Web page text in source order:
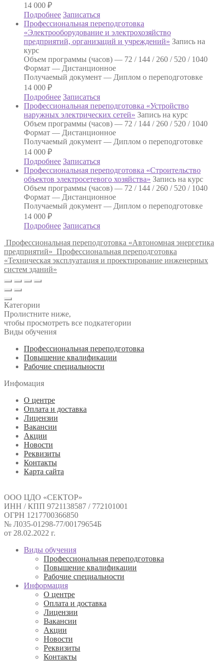
14 000 ₽
Подробнее Записаться
Профессиональная переподготовка
«Электрооборудование и электрохозяйство
предприятий, организаций и учреждений» Запись на
курс
Объем программы (часов) — 72 / 144 / 260 / 520 / 1040
Формат — Дистанционное
Получаемый документ — Диплом о переподготовке
14 000 ₽
Подробнее Записаться
Профессиональная переподготовка «Устройство
наружных электрических сетей» Запись на курс
Объем программы (часов) — 72 / 144 / 260 / 520 / 1040
Формат — Дистанционное
Получаемый документ — Диплом о переподготовке
14 000 ₽
Подробнее Записаться
Профессиональная переподготовка «Строительство
объектов электросетевого хозяйства» Запись на курс
Объем программы (часов) — 72 / 144 / 260 / 520 / 1040
Формат — Дистанционное
Получаемый документ — Диплом о переподготовке
14 000 ₽
Подробнее Записаться
Профессиональная переподготовка «Автономная энергетика
предприятий» Профессиональная переподготовка
«Техническая эксплуатация и проектирование инженерных
систем зданий»
Категории
Пролистните ниже,
чтобы просмотреть все подкатегории
Виды обучения
Профессиональная переподготовка
Повышение квалификации
Рабочие специальности
Инфомация
О центре
Оплата и доставка
Лицензии
Вакансии
Акции
Новости
Реквизиты
Контакты
Карта сайта
ООО ЦДО «СЕКТОР»
ИНН / КПП 9721138587 / 772101001
ОГРН 1217700366850
№ Л035-01298-77/00179654Б
от 28.02.2022 г.
Виды обучения
Профессиональная переподготовка
Повышение квалификации
Рабочие специальности
Информация
О центре
Оплата и доставка
Лицензии
Вакансии
Акции
Новости
Реквизиты
Контакты